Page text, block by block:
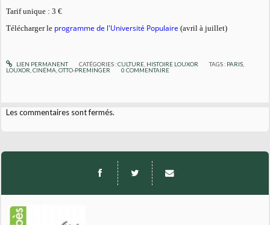
Tarif unique : 3 €
Télécharger le programme de l'Université Populaire (avril à juillet)
LIEN PERMANENT CATÉGORIES :CULTURE, HISTOIRE LOUXOR TAGS : PARIS
LOUXOR ,CINÉMA ,OTTO-PREMINGER 0 COMMENTAIRE
Les commentaires sont fermés.